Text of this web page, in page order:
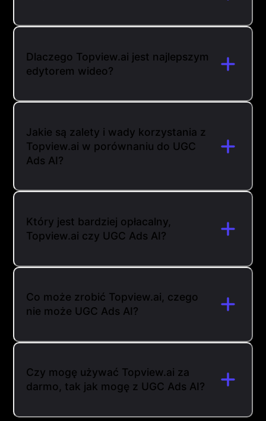
Dlaczego Topview.ai jest najlepszym
edytorem wideo?
Jakie są zalety i wady korzystania z
Topview.ai w porównaniu do UGC
Ads AI?
Który jest bardziej opłacalny,
Topview.ai czy UGC Ads AI?
Co może zrobić Topview.ai, czego
nie może UGC Ads AI?
Czy mogę używać Topview.ai za
darmo, tak jak mogę z UGC Ads AI?